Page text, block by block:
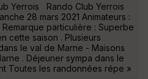
Yerrois Rando Club Yerrois
28 mars 2021 Animateurs :
particulière : Superbe
cette saison . Plusieurs
le val de Marne - Maisons
. Déjeuner sympa dans le
Toutes les randonnées répe »